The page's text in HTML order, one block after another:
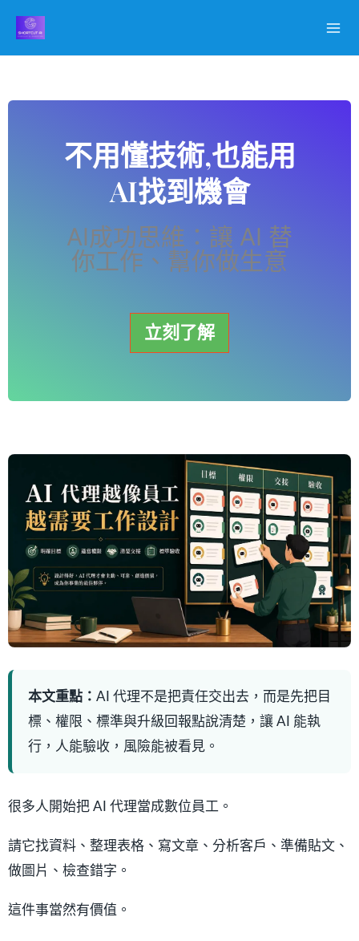
主
不用懂技術,也能用
AI找到機會
AI成功思維：讓 AI 替
你工作、幫你做生意
立刻了解
本文重點： AI 代理不是把責任交出去，而是先把目
標、權限、標準與升級回報點說清楚，讓 AI 能執
行，人能驗收，風險能被看見。
很多人開始把 AI 代理當成數位員工。
請它找資料、整理表格、寫文章、分析客戶、準備貼文、
做圖片、檢查錯字。
這件事當然有價值。